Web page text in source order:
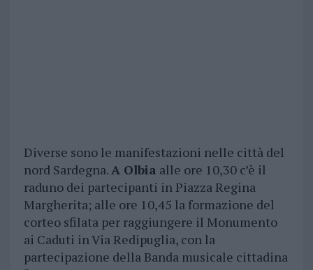
Diverse sono le manifestazioni nelle città del
nord Sardegna.A Olbia alle ore 10,30 c’è il
raduno dei partecipanti in Piazza Regina
Margherita; alle ore 10,45 la formazione del
corteo sfilata per raggiungere il Monumento
ai Caduti in Via Redipuglia, con la
partecipazione della Banda musicale cittadina